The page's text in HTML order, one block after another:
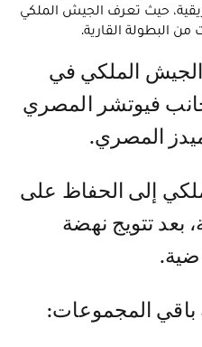
حيث تعرف الجيش الملكي
البطولة القارية.
جانب فيوتشر المصري
المصري.
إلى الحفاظ على
بعد تتويج نهضة
باقي المجموعات: